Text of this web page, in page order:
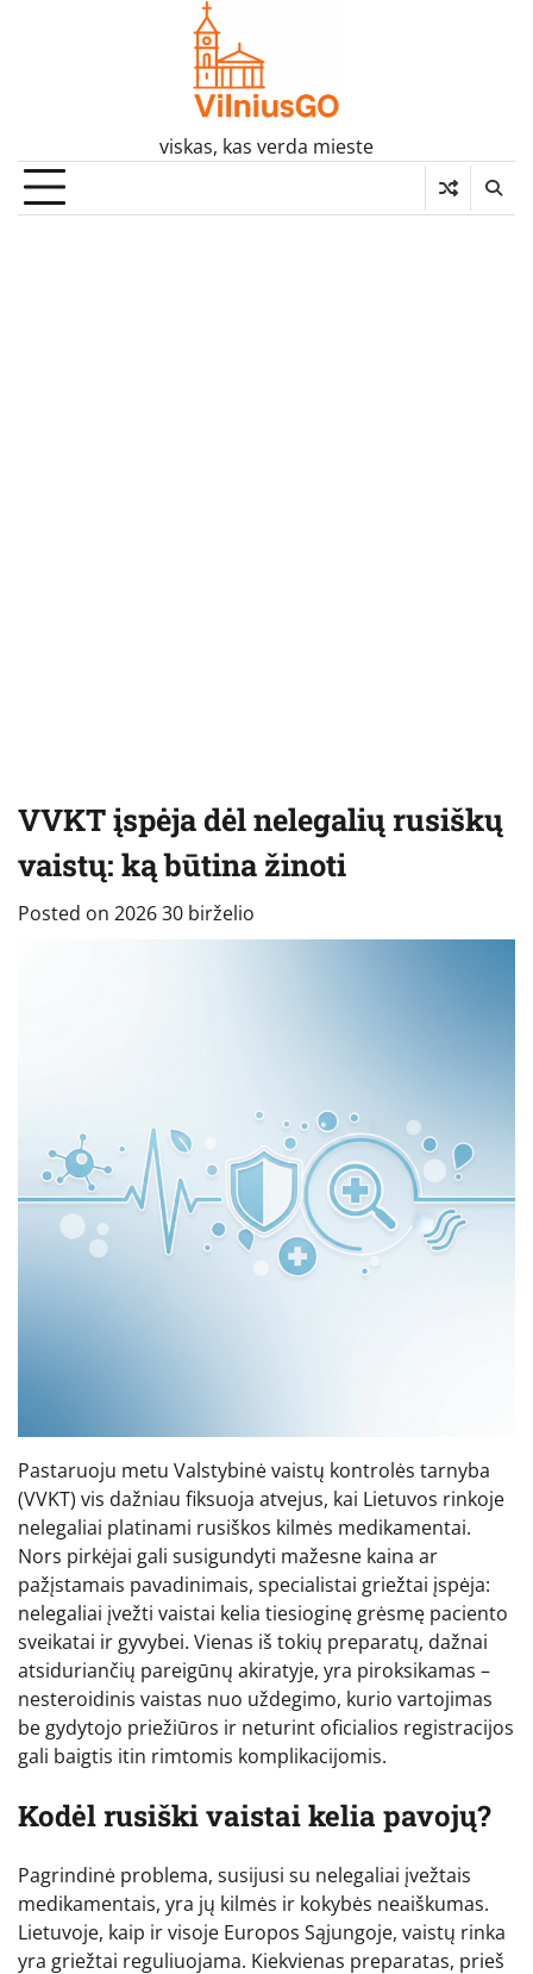
viskas, kas verda mieste
VVKT įspėja dėl nelegalių rusiškų
vaistų: ką būtina žinoti
Posted on 2026 30 birželio
Pastaruoju metu Valstybinė vaistų kontrolės tarnyba
(VVKT) vis dažniau fiksuoja atvejus, kai Lietuvos rinkoje
nelegaliai platinami rusiškos kilmės medikamentai.
Nors pirkėjai gali susigundyti mažesne kaina ar
pažįstamais pavadinimais, specialistai griežtai įspėja:
nelegaliai įvežti vaistai kelia tiesioginę grėsmę paciento
sveikatai ir gyvybei. Vienas iš tokių preparatų, dažnai
atsiduriančių pareigūnų akiratyje, yra piroksikamas –
nesteroidinis vaistas nuo uždegimo, kurio vartojimas
be gydytojo priežiūros ir neturint oficialios registracijos
gali baigtis itin rimtomis komplikacijomis.
Kodėl rusiški vaistai kelia pavojų?
Pagrindinė problema, susijusi su nelegaliai įvežtais
medikamentais, yra jų kilmės ir kokybės neaiškumas.
Lietuvoje, kaip ir visoje Europos Sąjungoje, vaistų rinka
yra griežtai reguliuojama. Kiekvienas preparatas, prieš